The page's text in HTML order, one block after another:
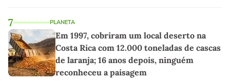
7 PLANETA
Em 1997, cobriram um local deserto na
Costa Rica com 12.000 toneladas de cascas
de laranja; 16 anos depois, ninguém
reconheceu a paisagem